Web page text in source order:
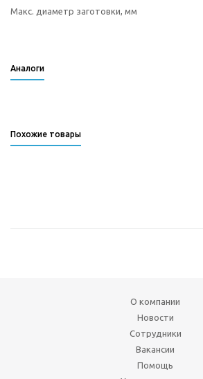
Макс. диаметр заготовки, мм
Аналоги
Похожие товары
О компании
Новости
Сотрудники
Вакансии
Помощь